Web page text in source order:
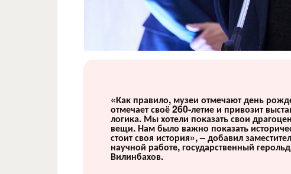
«Как правило, музеи отмечают день
отмечает своё 260-летие и привозит
логика. Мы хотели показать свои
вещи. Нам было важно показать
стоит своя история», – добавил
научной работе, государственный
Вилинбахов.